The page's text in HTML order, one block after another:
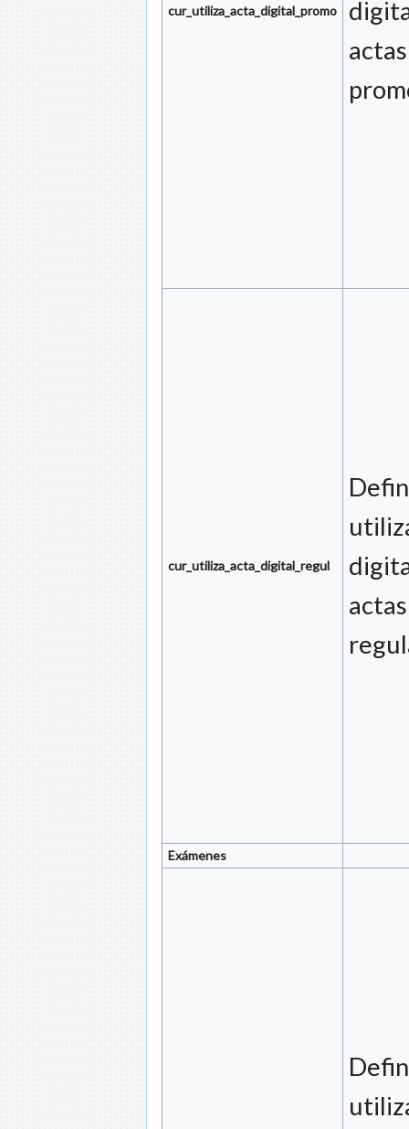
cur_utiliza_acta_digital_promo
cur_utiliza_acta_digital_regul
Exámenes